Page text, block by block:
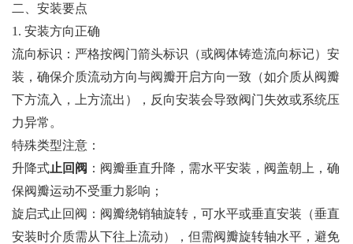
二、安装要点
1. 安装方向正确
流向标识：严格按阀门箭头标识（或阀体铸造流向标记）安
装，确保介质流动方向与阀瓣开启方向一致（如介质从阀瓣
下方流入，上方流出），反向安装会导致阀门失效或系统压
力异常。
特殊类型注意：
升降式止回阀 ：阀瓣垂直升降，需水平安装，阀盖朝上，确
保阀瓣运动不受重力影响；
旋启式止回阀：阀瓣绕销轴旋转，可水平或垂直安装（垂直
安装时介质需从下往上流动），但需阀瓣旋转轴水平，避免